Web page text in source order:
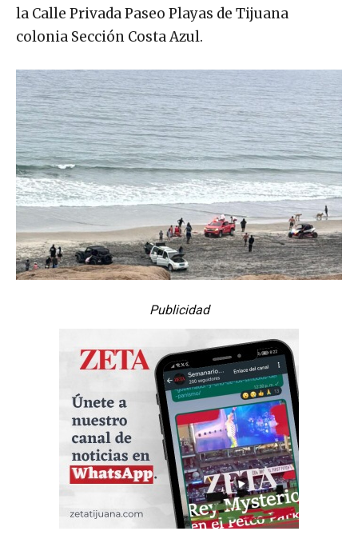
la Calle Privada Paseo Playas de Tijuana
colonia Sección Costa Azul.
Publicidad